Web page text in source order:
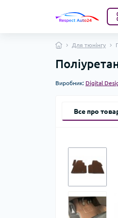
Для тюнінгу
Виробник: Digital
Все про